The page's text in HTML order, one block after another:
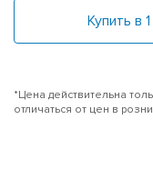
Купить в
*Цена действительна
отличаться от цен в